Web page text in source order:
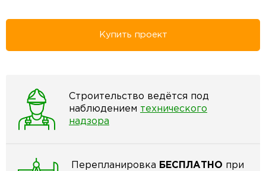
Купить проект
Строительство ведётся под
наблюдением технического
надзора
Перепланировка БЕСПЛАТНО при